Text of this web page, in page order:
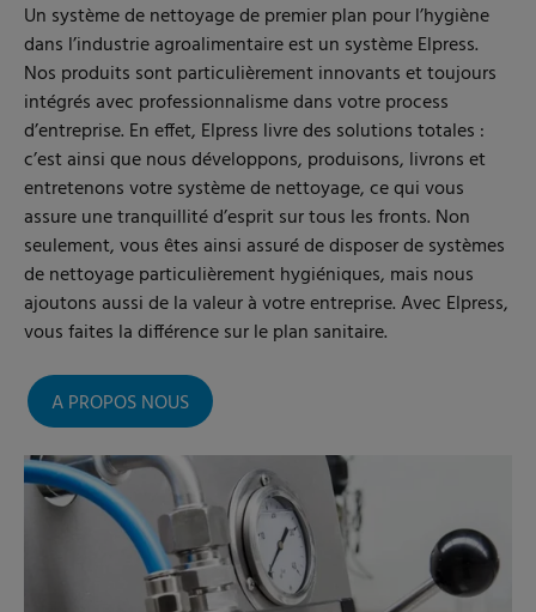
Un système de nettoyage de premier plan pour l’hygiène
dans l’industrie agroalimentaire est un système Elpress.
Nos produits sont particulièrement innovants et toujours
intégrés avec professionnalisme dans votre process
d’entreprise. En effet, Elpress livre des solutions totales :
c’est ainsi que nous développons, produisons, livrons et
entretenons votre système de nettoyage, ce qui vous
assure une tranquillité d’esprit sur tous les fronts. Non
seulement, vous êtes ainsi assuré de disposer de systèmes
de nettoyage particulièrement hygiéniques, mais nous
ajoutons aussi de la valeur à votre entreprise. Avec Elpress,
vous faites la différence sur le plan sanitaire.
A PROPOS NOUS